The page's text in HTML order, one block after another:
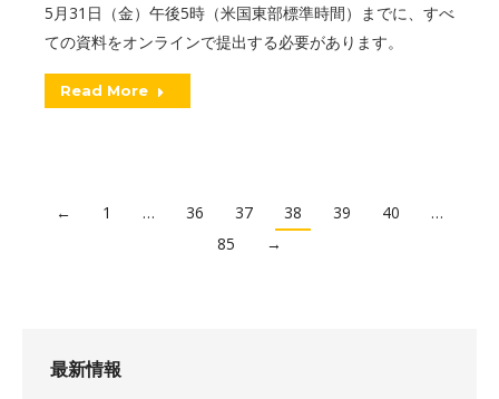
5月31日（金）午後5時（米国東部標準時間）までに、すべ
ての資料をオンラインで提出する必要があります。
Read More
← 1 … 36 37 38 39 40
…
85
→
最新情報